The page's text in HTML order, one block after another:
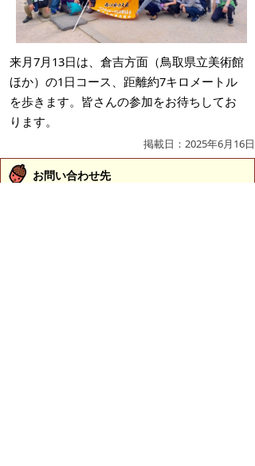
来月7月13日は、倉吉方面（鳥取県立美術館
ほか）の1日コース、距離約7キロメートル
を歩きます。皆さんの参加をお待ちしてお
ります。
掲載日：2025年6月16日
お問い合わせ先